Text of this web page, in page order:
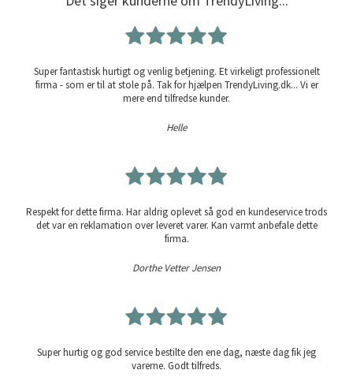
Super fantastisk hurtigt og venlig betjening. Et virkeligt professionelt
firma - som er til at stole på. Tak for hjælpen TrendyLiving.dk... Vi er
mere end tilfredse kunder.
Helle
Respekt for dette firma. Har aldrig oplevet så god en kundeservice trods
det var en reklamation over leveret varer. Kan varmt anbefale dette
firma.
Dorthe Vetter Jensen
Super hurtig og god service bestilte den ene dag, næste dag fik jeg
varerne. Godt tilfreds.